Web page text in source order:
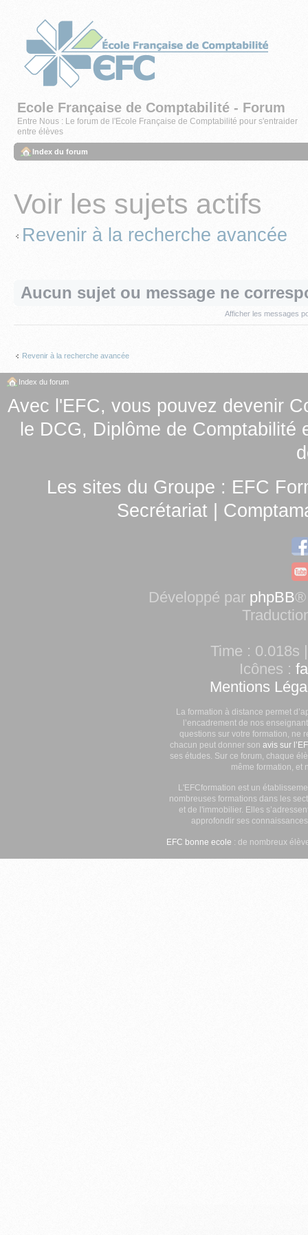
Ecole Française de Comptabilité - Forum
Entre Nous : Le forum de l'Ecole Française de Comptabilité pour s'entraider
entre élèves
Index du forum
Voir les sujets actifs
Revenir à la recherche avancée
Aucun sujet ou message ne
Afficher les messages
Revenir à la recherche avancée
Index du forum
Avec l'EFC, vous pouvez devenir
le DCG, Diplôme de Comptabilité
Les sites du Groupe : EFC
Secrétariat
Développé par phpBB®
Time : 0.018s
Icônes :
Mentions
La formation à distance permet
l’encadrement de nos
questions sur votre formation, ne
chacun peut donner son avis sur
ses études. Sur ce forum, chaque
même formation, et
L'EFCformation est un
nombreuses formations dans les
et de l'immobilier. Elles
approfondir ses
EFC bonne ecole : de nombreux